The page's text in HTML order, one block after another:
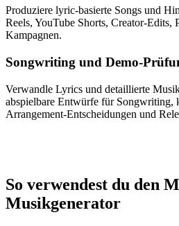
Produziere lyric-basierte Songs und
Reels, YouTube Shorts, Creator-Edits,
Kampagnen.
Songwriting und Demo-
Verwandle Lyrics und detaillierte
abspielbare Entwürfe für Songwriting,
Arrangement-Entscheidungen und
So verwendest du den
Musikgenerator